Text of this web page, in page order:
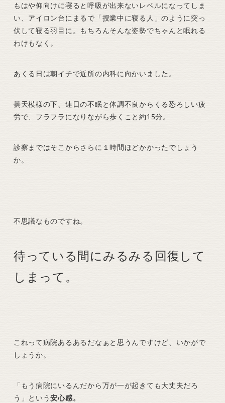
もはや仰向けに寝ると呼吸が出来ないレベルになってしま
い、アイロン台にまるで「授業中に寝る人」のように突っ
伏して寝る羽目に。もちろんそんな姿勢でちゃんと眠れる
わけもなく。
あくる日は朝イチで近所の内科に向かいました。
曇天模様の下、連日の不眠と体調不良からくる恐ろしい疲
労で、フラフラになりながら歩くこと約15分。
診察まではそこからさらに１時間ほどかかったでしょう
か。
不思議なものですね。
待っている間にみるみる回復して
しまって。
これって病院あるあるだなぁと思うんですけど、いかがで
しょうか。
「もう病院にいるんだから万が一が起きても大丈夫だろ
う」という安心感。